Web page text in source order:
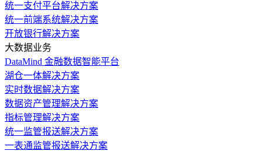
统一支付平台解决方案
统一前端系统解决方案
开放银行解决方案
大数据业务
DataMind 金融数据智能平台
湖仓一体解决方案
实时数据解决方案
数据资产管理解决方案
指标管理解决方案
统一监管报送解决方案
一表通监管报送解决方案